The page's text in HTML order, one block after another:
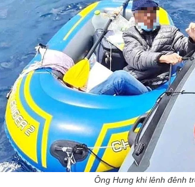
Ông Hưng khi lênh đênh